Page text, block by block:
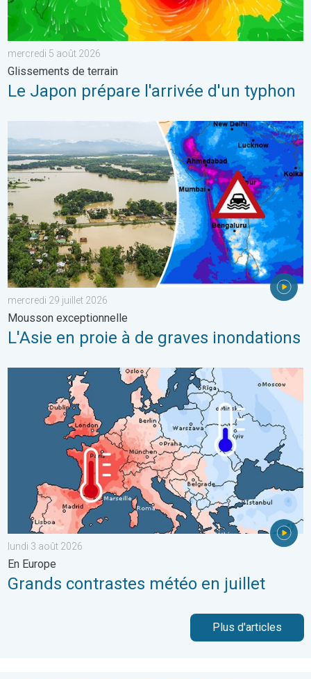
mercredi 5 août 2026
Glissements de terrain
Le Japon prépare l'arrivée d'un typhon
L'Asie en proie à de graves inondations. Mousson
mercredi 29 juillet 2026
Mousson exceptionnelle
L'Asie en proie à de graves inondations
Grands contrastes météo en juillet. En Europe. . . lundi 3 août
lundi 3 août 2026
En Europe
Grands contrastes météo en juillet
Plus d'articles